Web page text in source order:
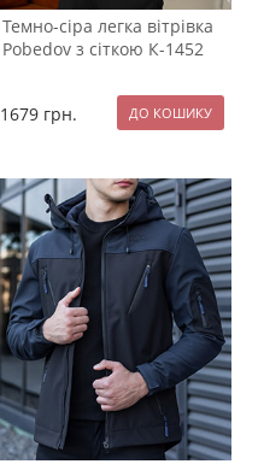
Темно-сіра легка вітрівка
Pobedov з сіткою К-1452
1679 грн.